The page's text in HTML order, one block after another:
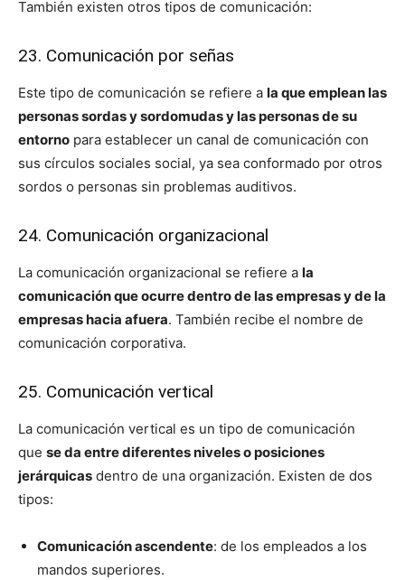
También existen otros tipos de comunicación:
23. Comunicación por señas
Este tipo de comunicación se refiere a la que emplean las
personas sordas y sordomudas y las personas de su
entorno para establecer un canal de comunicación con
sus círculos sociales social, ya sea conformado por otros
sordos o personas sin problemas auditivos.
24. Comunicación organizacional
La comunicación organizacional se refiere a la
comunicación que ocurre dentro de las empresas y de la
empresas hacia afuera. También recibe el nombre de
comunicación corporativa.
25. Comunicación vertical
La comunicación vertical es un tipo de comunicación
que se da entre diferentes niveles o posiciones
jerárquicas dentro de una organización. Existen de dos
tipos:
Comunicación ascendente: de los empleados a los
mandos superiores.